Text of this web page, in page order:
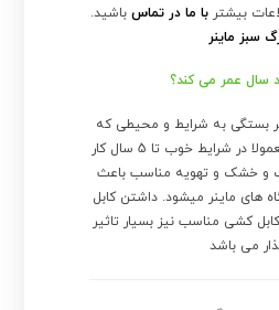
بیشتر با ما در تماسباشید.
سبز ماینر
سال عمر می کند؟
بستگی به شرایط و محیطی که
در آن هستند دارد و معمولا در شرایط خوب تا 5 سال کار
و خشک و تهویه مناسب باعث
های ماینر میشود. داشتن کابل
کشی مناسب نیز بسیار تاثیر
می باشد